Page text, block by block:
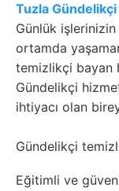
Tuzla
Günlük
ortamda
temizlikçi bayan
Gündelikçi
ihtiyacı olan
Gündelikçi
Eğitimli ve